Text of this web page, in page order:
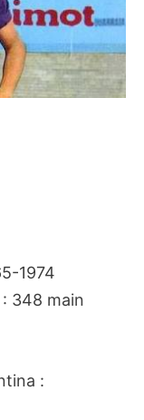
1974
348 main
: